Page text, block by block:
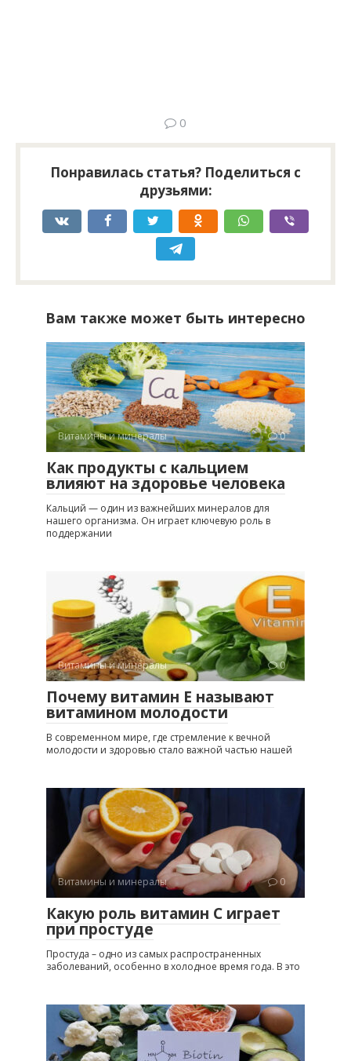
0
Понравилась статья? Поделиться с
друзьями:
Вам также может быть интересно
Витамины и минералы 0
Как продукты с кальцием
влияют на здоровье человека
Кальций — один из важнейших минералов для
нашего организма. Он играет ключевую роль в
поддержании
Витамины и минералы 0
Почему витамин Е называют
витамином молодости
В современном мире, где стремление к вечной
молодости и здоровью стало важной частью нашей
Витамины и минералы 0
Какую роль витамин C играет
при простуде
Простуда – одно из самых распространенных
заболеваний, особенно в холодное время года. В это